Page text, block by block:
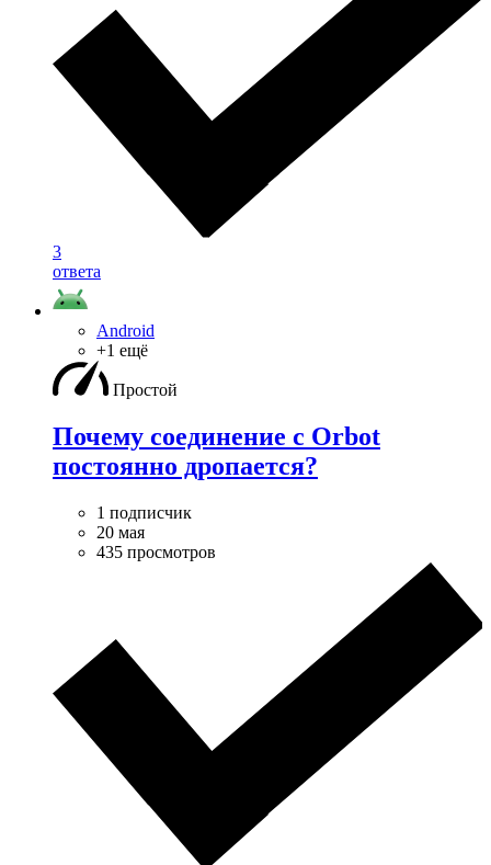
3
ответа
Android
+1 ещё
Простой
Почему соединение с Orbot
постоянно дропается?
1 подписчик
20 мая
435 просмотров